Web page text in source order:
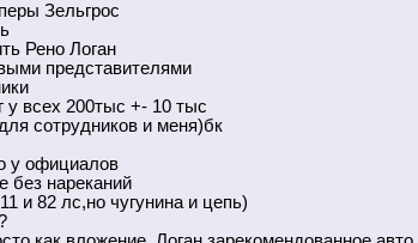
Зельгрос
Рено Логан
представителями
у всех 200тыс +- 10 тыс
сотрудников и меня)бк
у официалов
без нареканий
и 82 лс,но чугунина и цепь)